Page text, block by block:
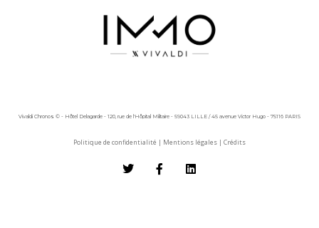
Vivaldi Chronos © - Hôtel Delagarde - 120, rue de l'Hôpital Militaire - 59043 LILLE / 45 avenue Victor Hugo - 75116 PARIS
Politique de confidentialité | Mentions légales | Crédits